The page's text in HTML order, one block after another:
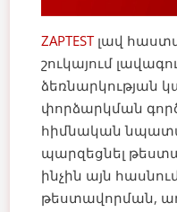
ZAPTESTլավ
շուկայում
ձեռնարկության
փորձարկման
հիմնական
պարզեցնել
ինչին այն
թեստավորման,